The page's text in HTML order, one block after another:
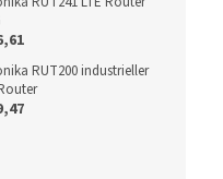
RUT200 industrieller